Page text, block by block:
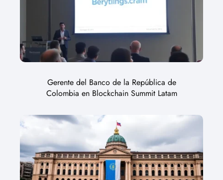
Gerente del Banco de la República de
Colombia en Blockchain Summit Latam